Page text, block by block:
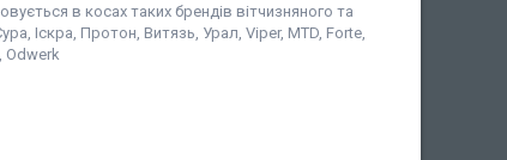
в косах таких брендів вітчизняного та
Іскра, Протон, Витязь, Урал, Viper, MTD, Forte,
Odwerk